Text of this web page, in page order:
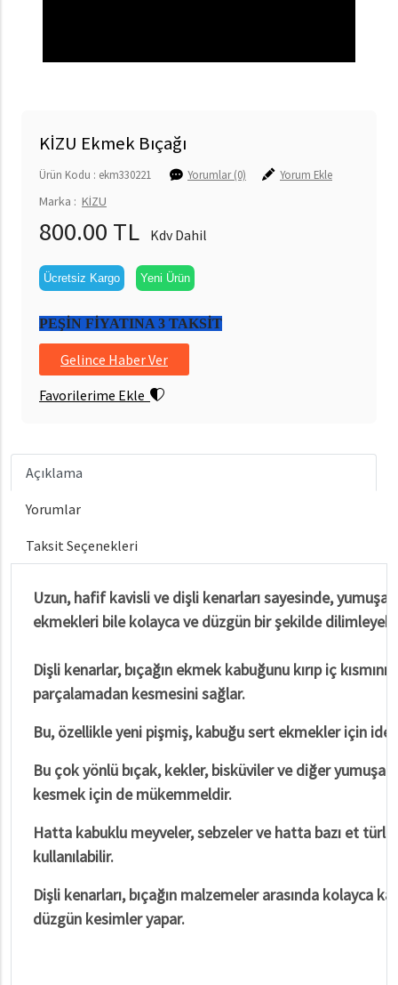
KİZU Ekmek Bıçağı
Ürün Kodu : ekm330221 Yorumlar (0) Yorum Ekle
Marka : KİZU
800.00 TL Kdv Dahil
Ücretsiz Kargo Yeni Ürün
PEŞİN FİYATINA 3 TAKSİT
Gelince Haber Ver
Favorilerime Ekle
Açıklama
Yorumlar
Taksit Seçenekleri
Uzun, hafif kavisli ve dişli kenarları sayesinde,
ekmekleri bile kolayca ve düzgün bir şekilde
Dişli kenarlar, bıçağın ekmek kabuğunu kırıp iç kısmını
parçalamadan kesmesini sağlar.
Bu, özellikle yeni pişmiş, kabuğu sert ekmekler için
Bu çok yönlü bıçak, kekler, bisküviler ve diğer yumuşak
kesmek için de mükemmeldir.
Hatta kabuklu meyveler, sebzeler ve hatta bazı et
kullanılabilir.
Dişli kenarları, bıçağın malzemeler arasında kolayca
düzgün kesimler yapar.